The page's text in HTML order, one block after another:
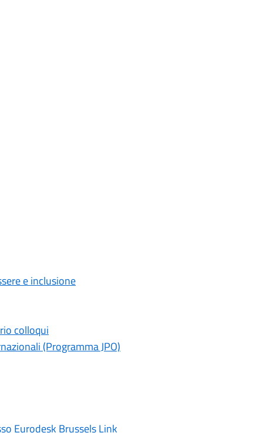
e inclusione
colloqui
(Programma JPO)
Eurodesk Brussels Link